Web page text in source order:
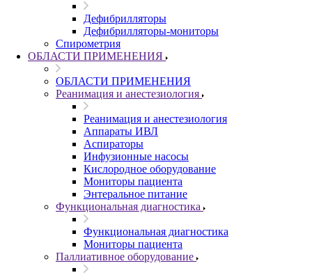
Дефибрилляторы
Дефибрилляторы-мониторы
Спирометрия
ОБЛАСТИ ПРИМЕНЕНИЯ
ОБЛАСТИ ПРИМЕНЕНИЯ
Реанимация и анестезиология
Реанимация и анестезиология
Аппараты ИВЛ
Аспираторы
Инфузионные насосы
Кислородное оборудование
Мониторы пациента
Энтеральное питание
Функциональная диагностика
Функциональная диагностика
Мониторы пациента
Паллиативное оборудование